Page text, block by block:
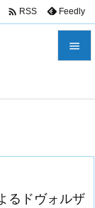

次へ
 RSS Feedly
るドヴォルザ